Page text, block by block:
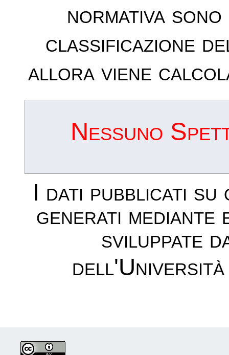
normativa
classificazione
allora viene
Nessuno
I dati pubblicati su
generati mediante
sviluppate